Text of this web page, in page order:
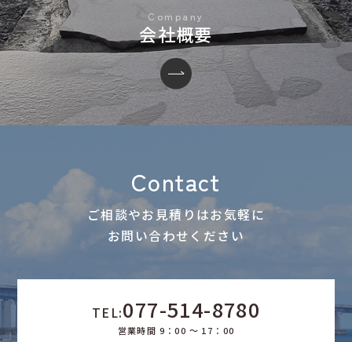
会社概要
Contact
ご相談やお見積りはお気軽に
お問い合わせください
TEL:077-514-8780
営業時間 9：00 ～ 17：00